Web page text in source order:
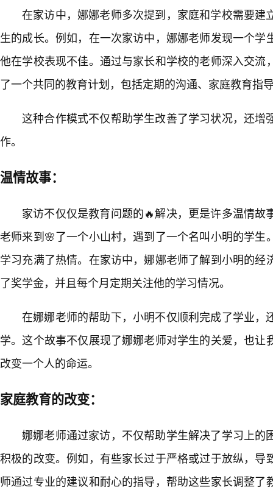
在家访中，娜娜老师多次提到，家庭和学校需要建
生的成长。例如，在一次家访中，娜娜老师发现一个学
他在学校表现不佳。通过与家长和学校的老师深入交流
了一个共同的教育计划，包括定期的沟通、家庭教育指
这种合作模式不仅帮助学生改善了学习状况，还增
作。
温情故事：
家访不仅仅是教育问题的🔥解决，更是许多温情故
老师来到🌸了一个小山村，遇到了一个名叫小明的学生
学习充满了热情。在家访中，娜娜老师了解到小明的经
了奖学金，并且每个月定期关注他的学习情况。
在娜娜老师的帮助下，小明不仅顺利完成了学业，
学。这个故事不仅展现了娜娜老师对学生的关爱，也让
改变一个人的命运。
家庭教育的改变：
娜娜老师通过家访，不仅帮助学生解决了学习上的
积极的改变。例如，有些家长过于严格或过于放纵，导
师通过专业的建议和耐心的指导，帮助这些家长调整了